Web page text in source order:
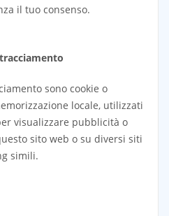
il tuo consenso.
sono cookie o
locale, utilizzati
visualizzare pubblicità o
sito web o su diversi siti
simili.